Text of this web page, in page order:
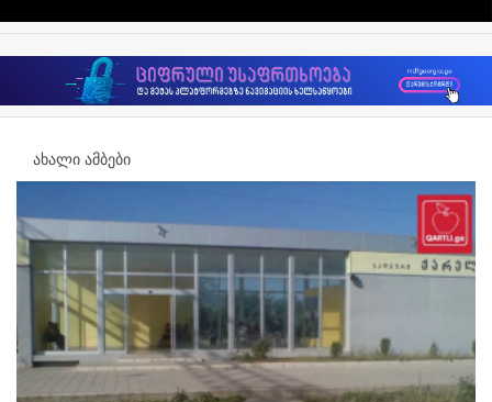
ახალი ამბები